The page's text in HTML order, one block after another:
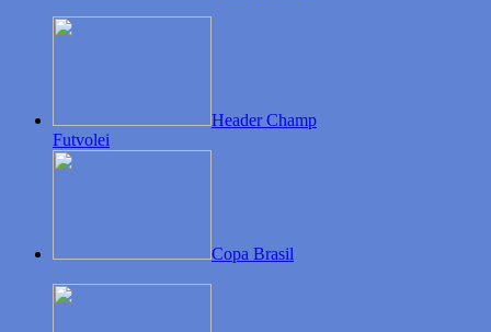
Header Champ
Futvolei
Copa Brasil